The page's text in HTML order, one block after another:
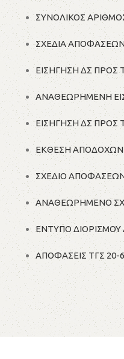
ΣΥΝΟΛΙΚΟΣ
ΣΧΕΔΙΑ
ΕΙΣΗΓΗΣΗ ΔΣ ΠΡΟΣ
ΑΝΑΘΕΩΡΗΜΕΝΗ
ΕΙΣΗΓΗΣΗ ΔΣ ΠΡΟΣ
ΕΚΘΕΣΗ ΑΠΟΔΟΧΩΝ
ΣΧΕΔΙΟ
ΑΝΑΘΕΩΡΗΜΕΝΟ
ΕΝΤΥΠΟ
ΑΠΟΦΑΣΕΙΣ ΤΓΣ 20-